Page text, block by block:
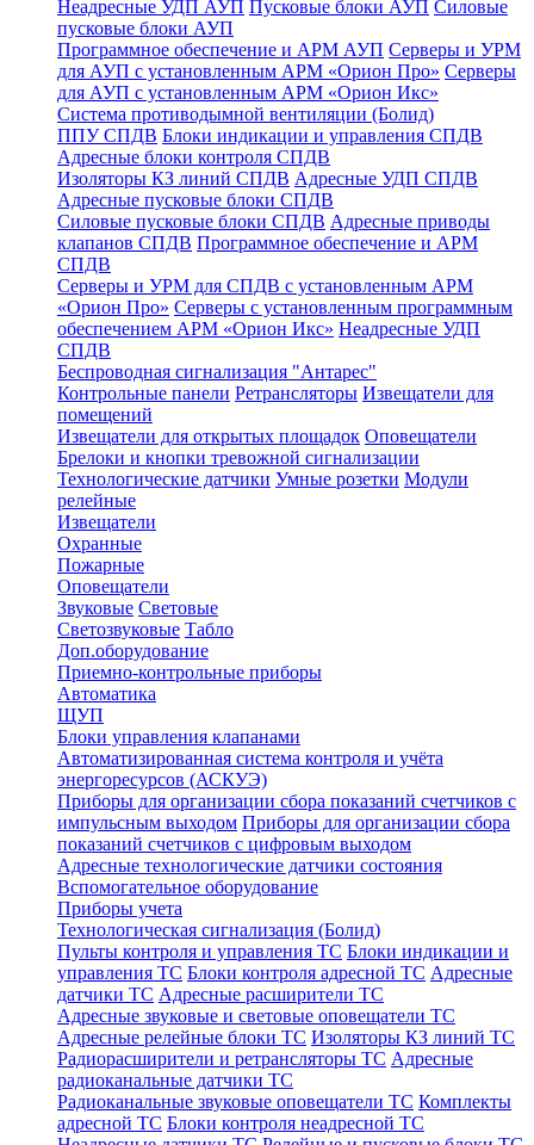
Неадресные УДП АУП Пусковые блоки АУП Силовые
пусковые блоки АУП
Программное обеспечение и АРМ АУП Серверы и УРМ
для АУП с установленным АРМ «Орион Про» Серверы
для АУП с установленным АРМ «Орион Икс»
Система противодымной вентиляции (Болид)
ППУ СПДВ Блоки индикации и управления СПДВ
Адресные блоки контроля СПДВ
Изоляторы КЗ линий СПДВ Адресные УДП СПДВ
Адресные пусковые блоки СПДВ
Силовые пусковые блоки СПДВ Адресные приводы
клапанов СПДВ Программное обеспечение и АРМ
СПДВ
Серверы и УРМ для СПДВ с установленным АРМ
«Орион Про» Серверы с установленным программным
обеспечением АРМ «Орион Икс» Неадресные УДП
СПДВ
Беспроводная сигнализация "Антарес"
Контрольные панели Ретрансляторы Извещатели для
помещений
Извещатели для открытых площадок Оповещатели
Брелоки и кнопки тревожной сигнализации
Технологические датчики Умные розетки Модули
релейные
Извещатели
Охранные
Пожарные
Оповещатели
Звуковые Световые
Светозвуковые Табло
Доп.оборудование
Приемно-контрольные приборы
Автоматика
ЩУП
Блоки управления клапанами
Автоматизированная система контроля и учёта
энергоресурсов (АСКУЭ)
Приборы для организации сбора показаний счетчиков с
импульсным выходом Приборы для организации сбора
показаний счетчиков с цифровым выходом
Адресные технологические датчики состояния
Вспомогательное оборудование
Приборы учета
Технологическая сигнализация (Болид)
Пульты контроля и управления ТС Блоки индикации и
управления ТС Блоки контроля адресной ТС Адресные
датчики ТС Адресные расширители ТС
Адресные звуковые и световые оповещатели ТС
Адресные релейные блоки ТС Изоляторы КЗ линий ТС
Радиорасширители и ретрансляторы ТС Адресные
радиоканальные датчики ТС
Радиоканальные звуковые оповещатели ТС Комплекты
адресной ТС Блоки контроля неадресной ТС